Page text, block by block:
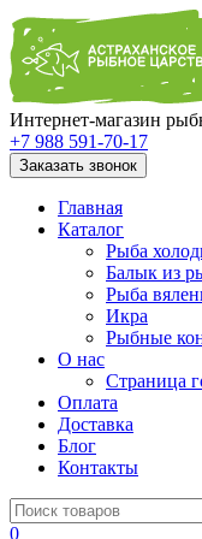
Интернет-магазин
+7 988 591-70-17
Заказать звонок
Главная
Каталог
Рыба
Балык из
Рыба
Икра
Рыбные
О нас
Страница
Оплата
Доставка
Блог
Контакты
0